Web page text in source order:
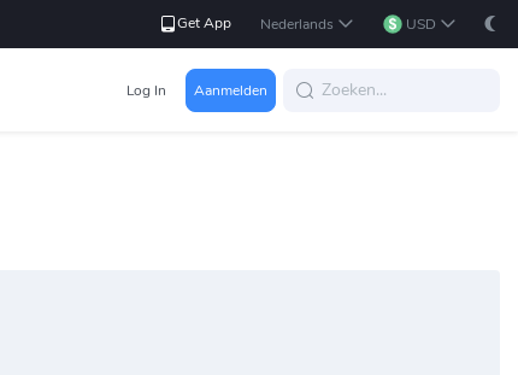
Get App Nederlands USD
Log In Aanmelden